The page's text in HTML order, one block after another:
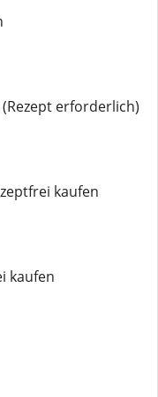
erforderlich)
kaufen
kaufen